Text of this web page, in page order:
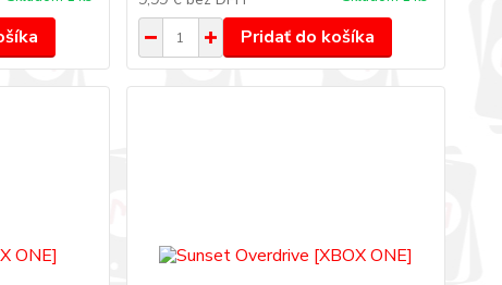
Pridať do košíka